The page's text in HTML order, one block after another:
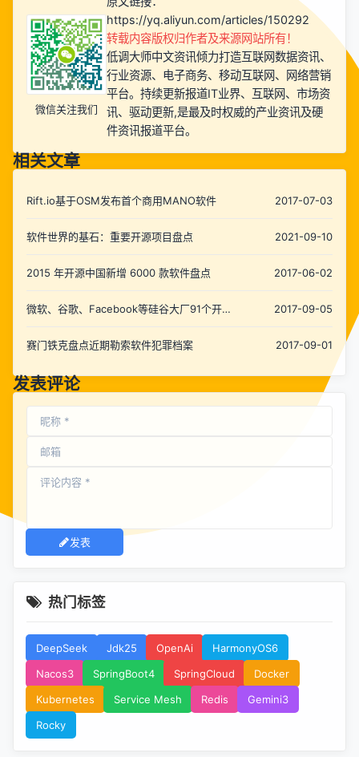
微信关注我们
https://yq.aliyun.com/articles/150292
转载内容版权归作者及来源网站所有！
低调大师中文资讯倾力打造互联网数据资讯、
行业资源、电子商务、移动互联网、网络营销
平台。持续更新报道IT业界、互联网、市场资
讯、驱动更新,是最及时权威的产业资讯及硬
件资讯报道平台。
相关文章
Rift.io基于OSM发布首个商用MANO软件 2017-07-03
软件世界的基石：重要开源项目盘点 2021-09-10
2015 年开源中国新增 6000 款软件盘点 2017-06-02
微软、谷歌、Facebook等硅谷大厂91个开源
2017-09-05
赛门铁克盘点近期勒索软件犯罪档案 2017-09-01
发表评论
发表
热门标签
DeepSeek Jdk25 OpenAi
HarmonyOS6
Nacos3
SpringBoot4 SpringCloud
Docker
Kubernetes
Service Mesh Redis
Gemini3
Rocky